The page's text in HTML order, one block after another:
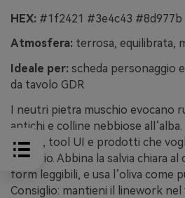
HEX: #1f2421 #3e4c43
Atmosfera: terrosa, equilibrata,
Ideale per: scheda personaggio
da tavolo GDR
I neutri pietra muschio evocano
antichi e colline nebbiose
tavolo, tool UI e prodotti che
e sobrio. Abbina la salvia chiara
form leggibili, e usa l’oliva come
Consiglio: mantieni il linework